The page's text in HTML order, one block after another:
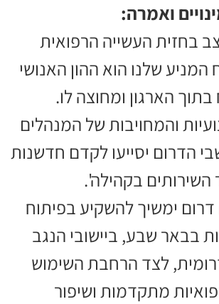
ואמרה:
בחזית העשייה הרפואית
המניע שלנו הוא ההון האנושי
הארגון ומחוצה לו.
והמחויבות של המנהלים
הדרום יסייעו לקדם חדשנות
השירותים בקהילה'.
ימשיך להשקיע בפיתוח
בבאר שבע, ביישובי הנגב
לצד הרחבת השימוש
מתקדמות ושיפור